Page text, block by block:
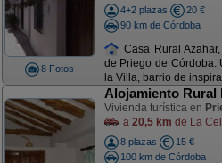
8 Fotos
4+2 plazas
20 €
90 km de Córdoba
Casa Rural
de Priego de Córdoba.
la Villa, barrio de
Alojamiento Rural
Vivienda turística en
a 20,5 km de La
8 plazas
15 €
100 km de Córdoba